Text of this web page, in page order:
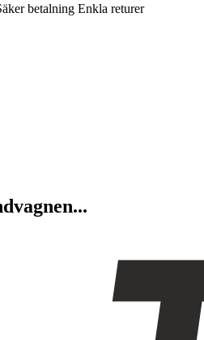
betalning Enkla returer